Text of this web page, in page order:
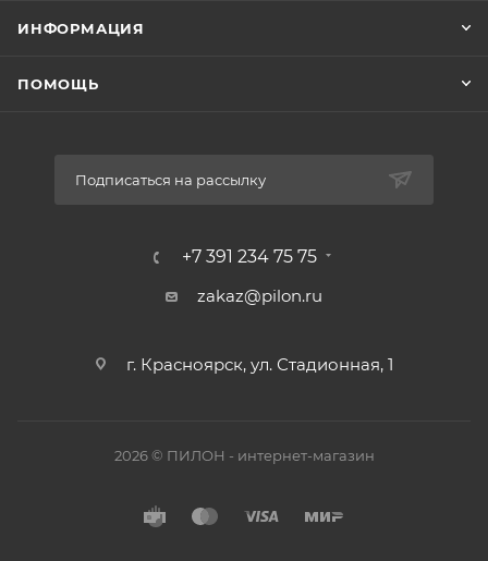
ИНФОРМАЦИЯ
ПОМОЩЬ
Подписаться на рассылку
+7 391 234 75 75
zakaz@pilon.ru
г. Красноярск, ул. Стадионная, 1
2026 © ПИЛОН - интернет-магазин